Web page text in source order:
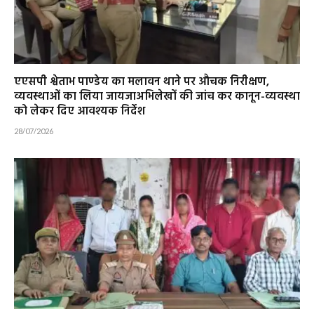
एएसपी श्वेताभ पाण्डेय का मलावन थाने पर औचक निरीक्षण,
व्यवस्थाओं का लिया जायजाअभिलेखों की जांच कर कानून-व्यवस्था
को लेकर दिए आवश्यक निर्देश
28/07/2026